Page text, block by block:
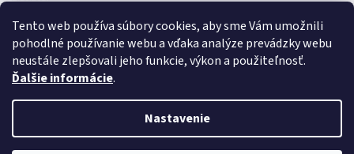
Tento web používa súbory cookies, aby sme Vám umožnili
pohodlné používanie webu a vďaka analýze prevádzky webu
neustále zlepšovali jeho funkcie, výkon a použiteľnosť.
Ďalšie informácie.
Nastavenie
Spoznajte prírodnú kozmetiku Sante
10.10.2017